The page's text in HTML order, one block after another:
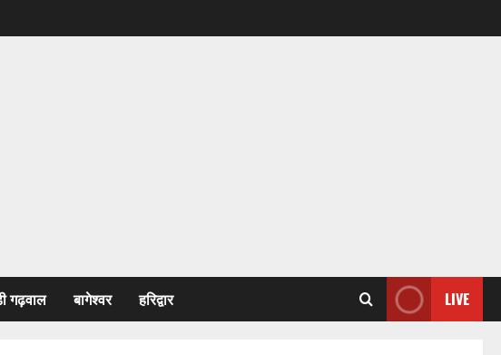
गढ़वाल बागेश्वर हरिद्वार LIVE